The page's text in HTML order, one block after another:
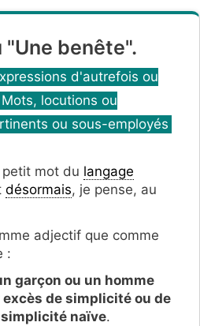
"Une benête".
d'autrefois ou
Mots, locutions ou
ou sous-employés
mot du langage
désormais, je pense, au
adjectif que comme
:
garçon ou un homme
excès de simplicité ou de
naïve.